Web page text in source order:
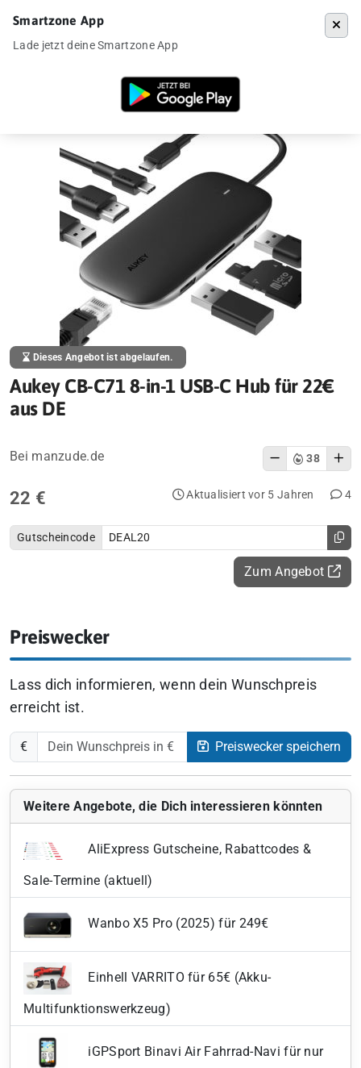
»Aukey CB-C71 8-in-1 USB-C Hub für 22€ aus
Dieses Angebot ist abgelaufen.
Aukey CB-C71 8-in-1 USB-C Hub für 22€
aus DE
Bei manzude.de 38
22 € Aktualisiert vor 5 Jahren 4
Gutscheincode DEAL20
Zum Angebot
Preiswecker
Lass dich informieren, wenn dein Wunschpreis
erreicht ist.
€ Preiswecker speichern
Weitere Angebote, die Dich interessieren könnten
AliExpress Gutscheine, Rabattcodes &
Sale-Termine (aktuell)
Wanbo X5 Pro (2025) für 249€
Einhell VARRITO für 65€ (Akku-
Multifunktionswerkzeug)
iGPSport Binavi Air Fahrrad-Navi für nur
Smartzone App
Lade jetzt deine Smartzone App